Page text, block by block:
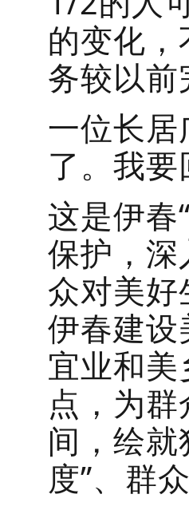
的变化
务较以
一位长
了。我
这是伊
保护，
众对美
伊春建
宜业和
点，为
间，绘就
度”、群